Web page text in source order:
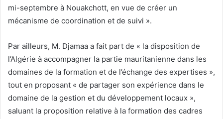
mi-septembre à Nouakchott, en vue de créer un
mécanisme de coordination et de suivi ».
Par ailleurs, M. Djamaa a fait part de « la disposition de
l’Algérie à accompagner la partie mauritanienne dans les
domaines de la formation et de l’échange des expertises »,
tout en proposant « de partager son expérience dans le
domaine de la gestion et du développement locaux »,
saluant la proposition relative à la formation des cadres